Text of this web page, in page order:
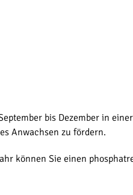
bis Dezember in
Anwachsen zu fördern.
können Sie einen